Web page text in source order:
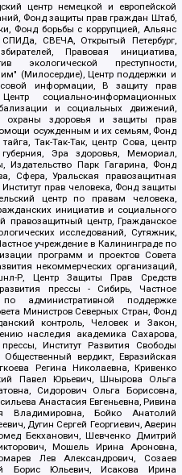
центр немецкой и европейской
Фонд защиты прав граждан Штаб,
Фонд борьбы с коррупцией, Альянс
СВЕЧА, Открытый Петербург,
Правовая инициатива,
экологической преступности,
(Милосердие), Центр поддержки и
информации, В защиту прав
социально-информационных
и социальных движений,
охраны здоровья и защиты прав
осужденным и их семьям, Фонд
Так-Так-Так, центр Сова, центр
Эра здоровья, Мемориал,
Парк Гагарина, Фонд
Сфера, Уральская правозащитная
прав человека, Фонд защиты
центр по правам человека,
инициатив и социального
правозащитный центр, Гражданское
исследований, Сутяжник,
учреждение в Калининграде по
программ и проектов Совета
некоммерческих организаций,
Р, Центр Защиты Прав Средств
прессы - Сибирь, Частное
административной поддержке
Министров Северных Стран, Фонд
контроль, Человек и Закон,
наследия академика Сахарова,
Институт Развития Свободы
вердикт, Евразийская
Регина Николаевна, Кривенко
Павел Юрьевич, Шнырова Ольга
Сидорович Ольга Борисовна,
Анастасия Евгеньевна, Ривина
Владимировна, Бойко Анатолий
Дугин Сергей Георгиевич, Аверин
Бекханович, Шевченко Дмитрий
Мошель Ирина Ароновна,
Лев Александрович, Созаев
Борис Юльевич, Исакова Ирина